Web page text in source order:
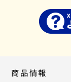
商品情報